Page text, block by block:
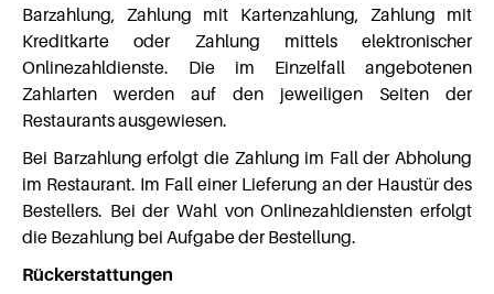
Barzahlung, Zahlung mit Kartenzahlung, Zahlung mit
Kreditkarte oder Zahlung mittels elektronischer
Onlinezahldienste. Die im Einzelfall angebotenen
Zahlarten werden auf den jeweiligen Seiten der
Restaurants ausgewiesen.
Bei Barzahlung erfolgt die Zahlung im Fall der Abholung
im Restaurant. Im Fall einer Lieferung an der Haustür des
Bestellers. Bei der Wahl von Onlinezahldiensten erfolgt
die Bezahlung bei Aufgabe der Bestellung.
Rückerstattungen